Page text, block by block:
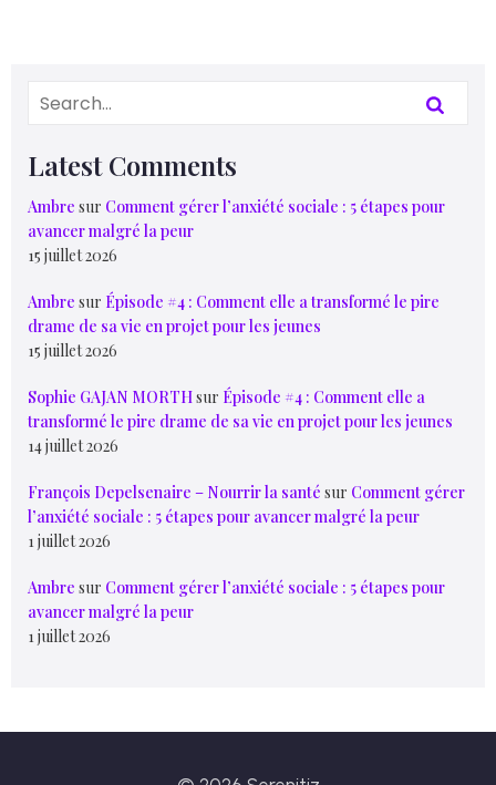
Latest Comments
Ambre sur Comment gérer l’anxiété sociale : 5 étapes pour
avancer malgré la peur
15 juillet 2026
Ambre sur Épisode #4 : Comment elle a transformé le pire
drame de sa vie en projet pour les jeunes
15 juillet 2026
Sophie GAJAN MORTHsur Épisode #4 : Comment elle a
transformé le pire drame de sa vie en projet pour les jeunes
14 juillet 2026
François Depelsenaire – Nourrir la santé sur Comment gérer
l’anxiété sociale : 5 étapes pour avancer malgré la peur
1 juillet 2026
Ambre sur Comment gérer l’anxiété sociale : 5 étapes pour
avancer malgré la peur
1 juillet 2026